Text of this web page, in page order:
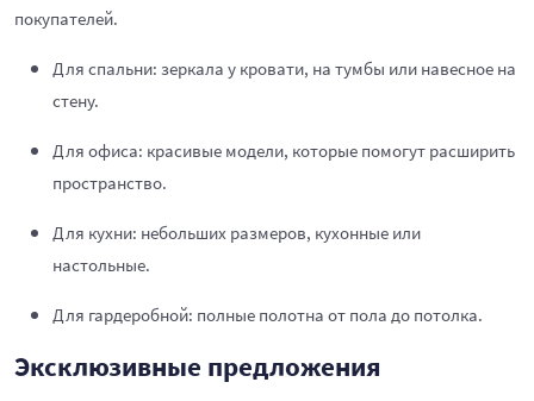
покупателей.
Для спальни: зеркала у кровати, на тумбы или навесное на
стену.
Для офиса: красивые модели, которые помогут расширить
пространство.
Для кухни: небольших размеров, кухонные или
настольные.
Для гардеробной: полные полотна от пола до потолка.
Эксклюзивные предложения